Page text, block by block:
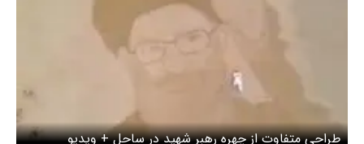
طراحی متفاوت از چهره رهبر شهید در ساحل + ویدیو